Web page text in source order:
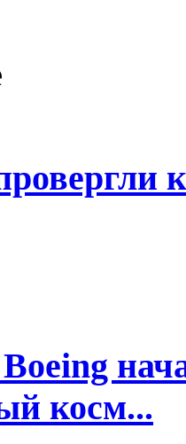
косм...